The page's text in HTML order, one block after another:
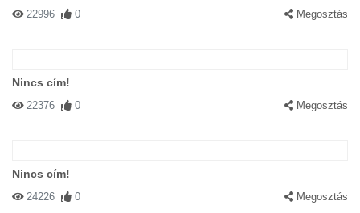
22996 0 Megosztás
Nincs cím!
22376 0 Megosztás
Nincs cím!
24226 0 Megosztás